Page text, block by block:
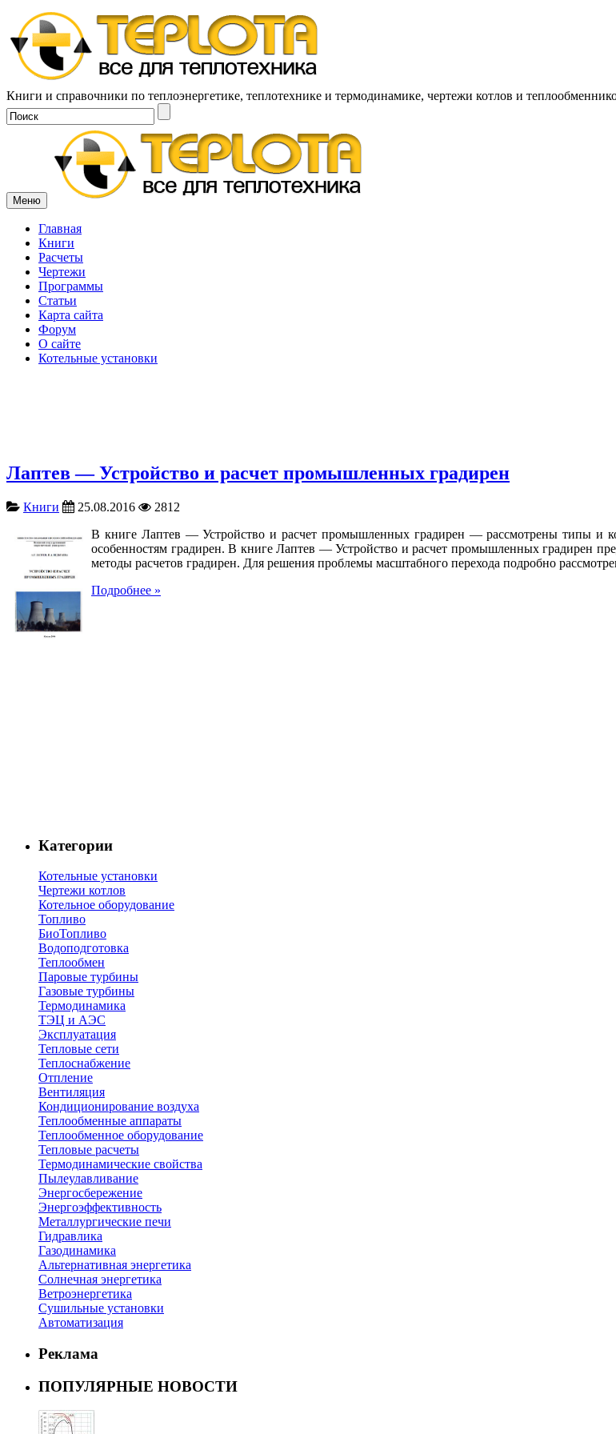
Книги и справочники по теплоэнергетике, теплотехнике и термодинамике, чертежи котлов и
Меню
Главная
Книги
Расчеты
Чертежи
Программы
Статьи
Карта сайта
Форум
О сайте
Котельные установки
Лаптев — Устройство и расчет промышленных градирен
Книги 25.08.2016
2812
В книге Лаптев — Устройство и расчет промышленных градирен — рассмотрены типы и
особенностям градирен. В книге Лаптев — Устройство и расчет промышленных градирен
методы расчетов градирен. Для решения проблемы масштабного перехода подробно
Подробнее »
Категории
Котельные установки
Чертежи котлов
Котельное оборудование
Топливо
БиоТопливо
Водоподготовка
Теплообмен
Паровые турбины
Газовые турбины
Термодинамика
ТЭЦ и АЭС
Эксплуатация
Тепловые сети
Теплоснабжение
Отпление
Вентиляция
Кондиционирование воздуха
Теплообменные аппараты
Теплообменное оборудование
Тепловые расчеты
Термодинамические свойства
Пылеулавливание
Энергосбережение
Энергоэффективность
Металлургические печи
Гидравлика
Газодинамика
Альтернативная энергетика
Солнечная энергетика
Ветроэнергетика
Сушильные установки
Автоматизация
Реклама
ПОПУЛЯРНЫЕ НОВОСТИ